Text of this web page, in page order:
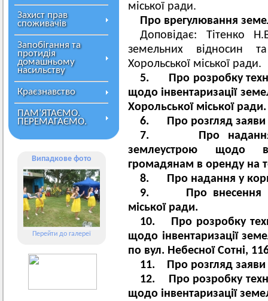
Захист прав
споживачів
Запобігання та
протидія
домашньому
насильству
Краєзнавство
ПАМ’ЯТАЄМО.
ПЕРЕМАГАЄМО.
Випадкове фото
Перейти до галереї
міської ради.
Про врегулювання
Доповідає: Тітенко
земельних відносин
Хорольської міської ради.
5. Про розробку
щодо інвентаризації
Хорольської міської ради.
6. Про розгляд заяви
7. Про надання
землеустрою щодо
громадянам в оренду на
8. Про надання у
9. Про внесення
міської ради.
10. Про розробку
щодо інвентаризації
по вул. Небесної Сотні,
11. Про розгляд заяви
12. Про розробку
щодо інвентаризації